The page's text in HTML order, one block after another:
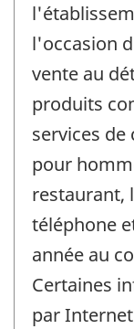
l'occasion
vente au
produits
services
pour
restaurant,
téléphone
année au
Certaines
par